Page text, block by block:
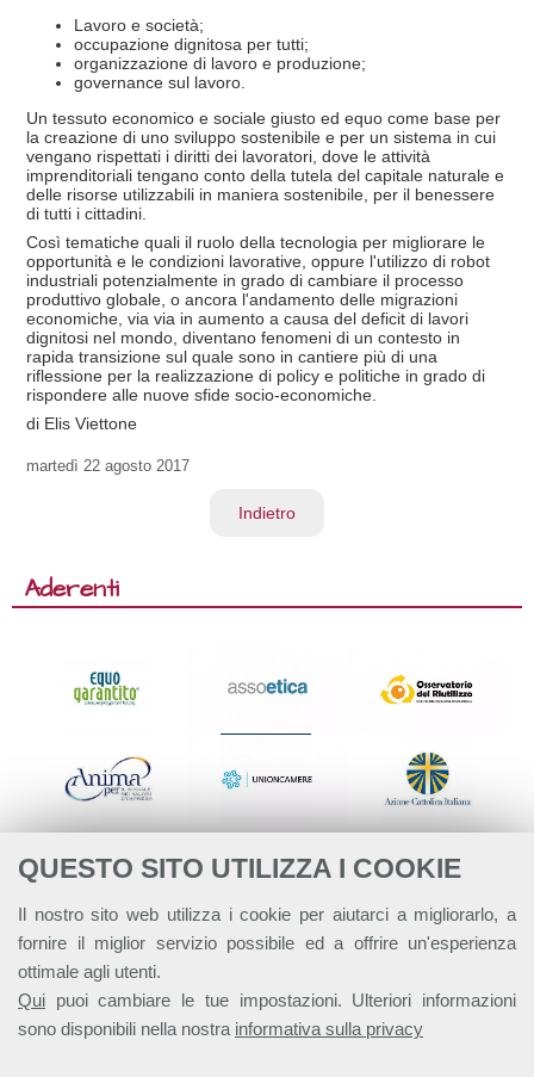
QUESTO SITO UTILIZZA I COOKIE
Il nostro sito web utilizza i cookie per aiutarci a migliorarlo, a
fornire il miglior servizio possibile ed a offrire un'esperienza
ottimale agli utenti.
Qui puoi cambiare le tue impostazioni. Ulteriori informazioni
sono disponibili nella nostra informativa sulla privacy
Lavoro e società;
occupazione dignitosa per tutti;
organizzazione di lavoro e produzione;
governance sul lavoro.
Un tessuto economico e sociale giusto ed equo come base per
la creazione di uno sviluppo sostenibile e per un sistema in cui
vengano rispettati i diritti dei lavoratori, dove le attività
imprenditoriali tengano conto della tutela del capitale naturale e
delle risorse utilizzabili in maniera sostenibile, per il benessere
di tutti i cittadini.
Così tematiche quali il ruolo della tecnologia per migliorare le
opportunità e le condizioni lavorative, oppure l'utilizzo di robot
industriali potenzialmente in grado di cambiare il processo
produttivo globale, o ancora l'andamento delle migrazioni
economiche, via via in aumento a causa del deficit di lavori
dignitosi nel mondo, diventano fenomeni di un contesto in
rapida transizione sul quale sono in cantiere più di una
riflessione per la realizzazione di policy e politiche in grado di
rispondere alle nuove sfide socio-economiche.
di Elis Viettone
martedì 22 agosto 2017
Indietro
Aderenti